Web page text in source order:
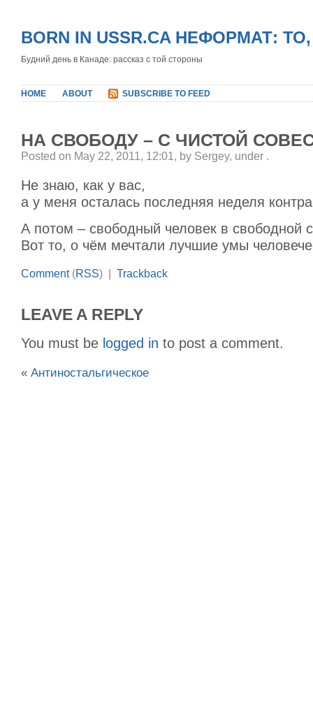
BORN IN USSR.CA НЕФОРМАТ:
Будний день в Канаде: рассказ с той стороны
HOME ABOUT SUBSCRIBE TO FEED
НА СВОБОДУ – С ЧИСТОЙ
Posted on May 22, 2011, 12:01, by Sergey, under .
Не знаю, как у вас,
а у меня осталась последняя неделя
А потом – свободный человек в свободной
Вот то, о чём мечтали лучшие умы
Comment(RSS) | Trackback
LEAVE A REPLY
You must be logged in to post a comment.
« Антиностальгическое